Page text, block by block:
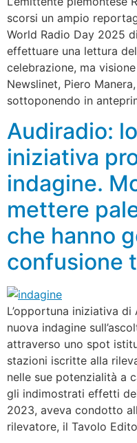
scorsi un ampio
World Radio Day 2025
effettuare una lettura
celebrazione, ma
Newslinet, Piero
sottoponendo in
Audiradio:
iniziativa
indagine.
mettere
che hanno
confusione
L’opportuna iniziativa
nuova indagine
attraverso uno spot
stazioni iscritte alla
nelle sue potenzialità a
gli indimostrati effetti
2023, aveva condotto
rilevatore, il Tavolo